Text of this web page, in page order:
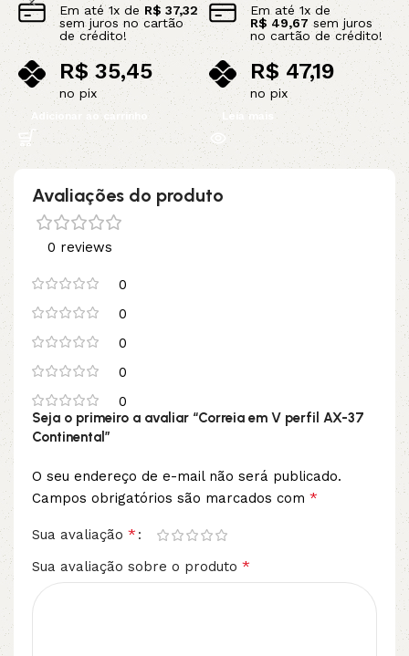
Em até1x de R$ 37,32
sem juros no cartão
de crédito!
R$35,45
no pix
Adicionar ao carrinho
Em até 1x de
R$ 49,67 sem juros
no cartão de crédito!
R$47,19
no pix
Leia mais
Avaliações do produto
0 reviews
0
0
0
0
0
Seja o primeiro a avaliar “Correia em V perfil AX-37
Continental”
O seu endereço de e-mail não será publicado.
Campos obrigatórios são marcados com *
Sua avaliação *
Sua avaliação sobre o produto *